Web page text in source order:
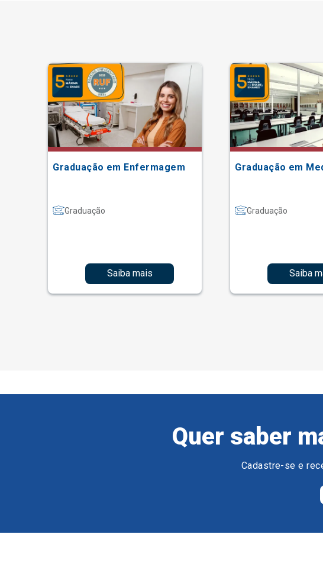
Graduação em Enfermagem
Graduação
Saiba mais
Graduação em
Graduação
Saiba
Quer saber
Cadastre-se e